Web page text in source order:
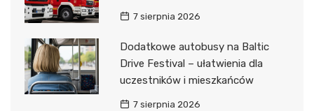
7 sierpnia 2026
Dodatkowe autobusy na Baltic
Drive Festival – ułatwienia dla
uczestników i mieszkańców
7 sierpnia 2026